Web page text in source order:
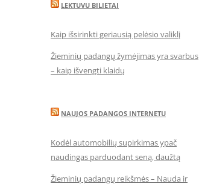
LEKTUVU BILIETAI
Kaip išsirinkti geriausią pelėsio valiklį
Žieminių padangų žymėjimas yra svarbus
– kaip išvengti klaidų
NAUJOS PADANGOS INTERNETU
Kodėl automobilių supirkimas ypač
naudingas parduodant seną, daužtą
Žieminių padangų reikšmės – Nauda ir